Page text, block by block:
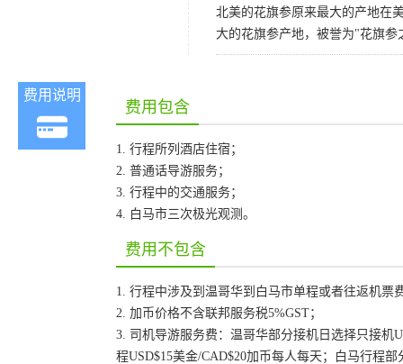
北美的花旗参原来最大的产地在
大的花旗参产地，被誉为"花旗
费用说明
费用包含
1. 行程所列酒店住宿；
2. 普通话导游服务；
3. 行程中的交通服务；
4. 白马市三次极光观测。
费用不包含
1. 行程中涉及到温哥华到白马市单程或者往返机票
2. 加币价格不含联邦服务税5%GST；
3. 司机导游服务费：温哥华部分接机日选择只接机
程USD$15美金/CAD$20加币每人每天；白马行程部